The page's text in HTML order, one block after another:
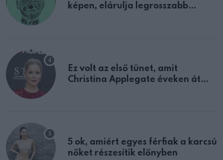
képen, elárulja legrosszabb
Ez volt az első tünet, amit
Christina Applegate éveken át
5 ok, amiért egyes férfiak a karcsú
nőket részesítik előnyben